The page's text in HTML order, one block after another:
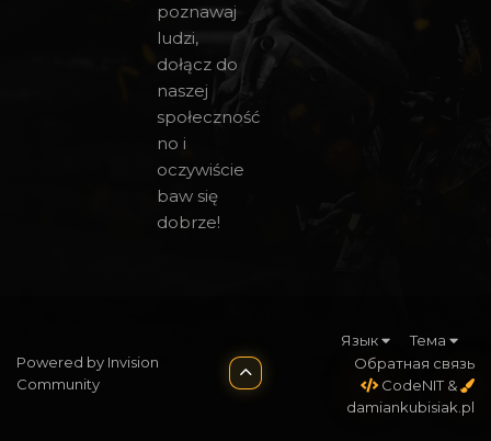
poznawaj
ludzi,
dołącz do
naszej
społeczność
no i
oczywiście
baw się
dobrze!
Powered by Invision
Community
Язык
Тема
Обратная связь
CodeNIT &
damiankubisiak.pl